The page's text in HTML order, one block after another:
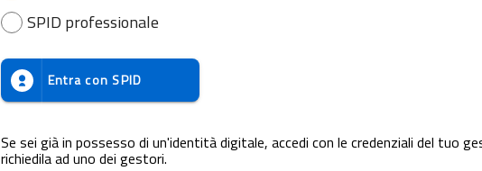
SPID professionale
Entra con SPID
Se sei già in possesso di un'identità digitale, accedi con le credenziali del tuo
richiedila ad uno dei gestori.